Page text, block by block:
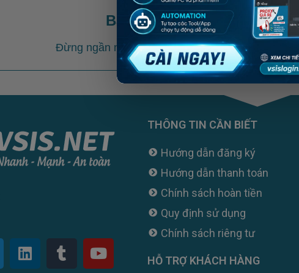
Bạn cần tư vấn?
Đừng ngần ngại, hãy gọi ngay cho chúng tôi
L
i
T
u
Y
o
THÔNG TIN CẦN BIẾT
Hướng dẫn đăng ký
Hướng dẫn thanh toán
Chính sách hoàn tiền
Quy định sử dụng
Chính sách riêng tư
HỖ TRỢ KHÁCH HÀNG